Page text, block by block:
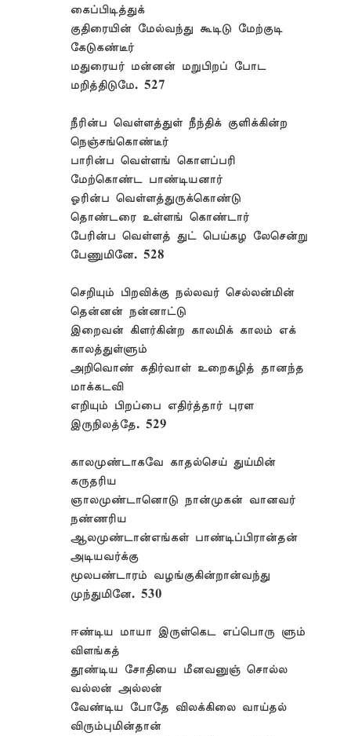
கைப்பிடித்துக்
குதிரையின் மேல்வந்து கூடிடு மேற்குடி
கேடுகண்டீர்
மதுரையர் மன்னன் மறுபிறப் போட
மறித்திடுமே. 527
நீரின்ப வெள்ளத்துள் நீந்திக் குளிக்கின்ற
நெஞ்சங்கொண்டீர்
பாரின்ப வெள்ளங் கொளப்பரி
மேற்கொண்ட பாண்டியனார்
ஓரின்ப வெள்ளத்துருக்கொண்டு
தொண்டரை உள்ளங் கொண்டார்
பேரின்ப வெள்ளத் துட் பெய்கழ லேசென்று
பேணுமினே. 528
செறியும் பிறவிக்கு நல்லவர் செல்லன்மின்
தென்னன் நன்னாட்டு
இறைவன் கிளர்கின்ற காலமிக் காலம் எக்
காலத்துள்ளும்
அறிவொண் கதிர்வாள் உறைகழித் தானந்த
மாக்கடவி
எறியும் பிறப்பை எதிர்த்தார் புரள
இருநிலத்தே. 529
காலமுண்டாகவே காதல்செய் துய்மின்
கருதரிய
ஞாலமுண்டானொடு நான்முகன் வானவர்
நண்ணரிய
ஆலமுண்டான்எங்கள் பாண்டிப்பிரான்தன்
அடியவர்க்கு
மூலபண்டாரம் வழங்குகின்றான்வந்து
முந்துமினே. 530
ஈண்டிய மாயா இருள்கெட எப்பொரு ளும்
விளங்கத்
தூண்டிய சோதியை மீனவனுஞ் சொல்ல
வல்லன் அல்லன்
வேண்டிய போதே விலக்கிலை வாய்தல்
விரும்புமின்தான்